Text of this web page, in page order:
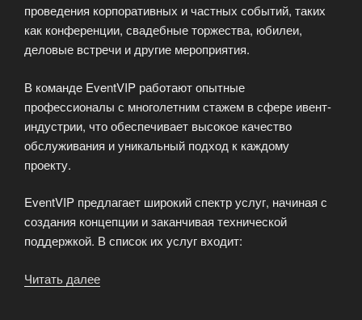
проведения корпоративных и частных событий, таких
как конференции, свадебные торжества, юбилеи,
деловые встречи и другие мероприятия.
В команде EventVIP работают опытные
профессионалы с многолетним стажем в сфере ивент-
индустрии, что обеспечивает высокое качество
обслуживания и уникальный подход к каждому
проекту.
EventVIP предлагает широкий спектр услуг, начиная с
создания концепции и заканчивая технической
поддержкой. В список их услуг входит:
Читать далее